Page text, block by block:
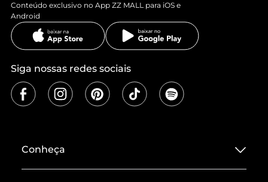
Conteúdo exclusivo no App ZZ MALL para iOS e
Android
Siga nossas redes sociais
Conheça